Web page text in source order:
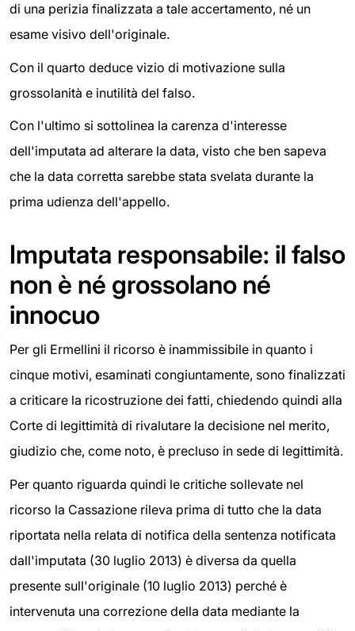
di una perizia finalizzata a tale accertamento, né un
esame visivo dell'originale.
Con il quarto deduce vizio di motivazione sulla
grossolanità e inutilità del falso.
Con l'ultimo si sottolinea la carenza d'interesse
dell'imputata ad alterare la data, visto che ben sapeva
che la data corretta sarebbe stata svelata durante la
prima udienza dell'appello.
Imputata responsabile: il falso
non è né grossolano né
innocuo
Per gli Ermellini il ricorso è inammissibile in quanto i
cinque motivi, esaminati congiuntamente, sono finalizzati
a criticare la ricostruzione dei fatti, chiedendo quindi alla
Corte di legittimità di rivalutare la decisione nel merito,
giudizio che, come noto, è precluso in sede di legittimità.
Per quanto riguarda quindi le critiche sollevate nel
ricorso la Cassazione rileva prima di tutto che la data
riportata nella relata di notifica della sentenza notificata
dall'imputata (30 luglio 2013) è diversa da quella
presente sull'originale (10 luglio 2013) perché è
intervenuta una correzione della data mediante la